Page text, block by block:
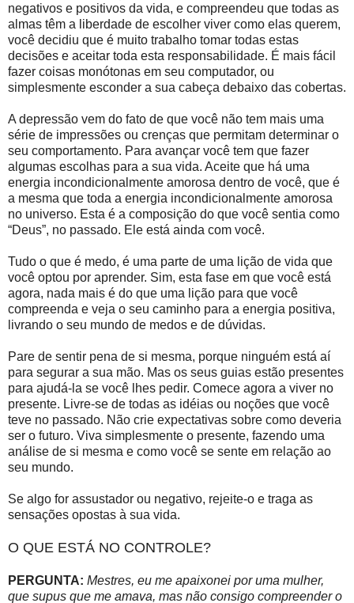
negativos e positivos da vida, e compreendeu que todas as
almas têm a liberdade de escolher viver como elas querem,
você decidiu que é muito trabalho tomar todas estas
decisões e aceitar toda esta responsabilidade. É mais fácil
fazer coisas monótonas em seu computador, ou
simplesmente esconder a sua cabeça debaixo das cobertas.
A depressão vem do fato de que você não tem mais uma
série de impressões ou crenças que permitam determinar o
seu comportamento. Para avançar você tem que fazer
algumas escolhas para a sua vida. Aceite que há uma
energia incondicionalmente amorosa dentro de você, que é
a mesma que toda a energia incondicionalmente amorosa
no universo. Esta é a composição do que você sentia como
“Deus”, no passado. Ele está ainda com você.
Tudo o que é medo, é uma parte de uma lição de vida que
você optou por aprender. Sim, esta fase em que você está
agora, nada mais é do que uma lição para que você
compreenda e veja o seu caminho para a energia positiva,
livrando o seu mundo de medos e de dúvidas.
Pare de sentir pena de si mesma, porque ninguém está aí
para segurar a sua mão. Mas os seus guias estão presentes
para ajudá-la se você lhes pedir. Comece agora a viver no
presente. Livre-se de todas as idéias ou noções que você
teve no passado. Não crie expectativas sobre como deveria
ser o futuro. Viva simplesmente o presente, fazendo uma
análise de si mesma e como você se sente em relação ao
seu mundo.
Se algo for assustador ou negativo, rejeite-o e traga as
sensações opostas à sua vida.
O QUE ESTÁ NO CONTROLE?
PERGUNTA: Mestres, eu me apaixonei por uma mulher,
que supus que me amava, mas não consigo compreender o